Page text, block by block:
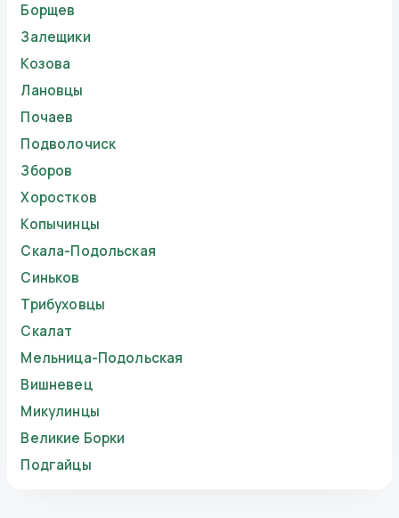
Борщев
Залещики
Козова
Лановцы
Почаев
Подволочиск
Зборов
Хоростков
Копычинцы
Скала-Подольская
Синьков
Трибуховцы
Скалат
Мельница-Подольская
Вишневец
Микулинцы
Великие Борки
Подгайцы